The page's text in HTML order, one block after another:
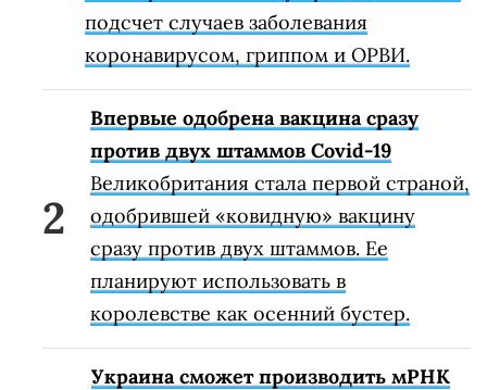
подсчет случаев заболевания
коронавирусом, гриппом и ОРВИ.
Впервые одобрена вакцина сразу
против двух штаммов Covid-19
Великобритания стала первой страной,
одобрившей «ковидную» вакцину
сразу против двух штаммов. Ее
планируют использовать в
королевстве как осенний бустер.
Украина сможет производить мРНК